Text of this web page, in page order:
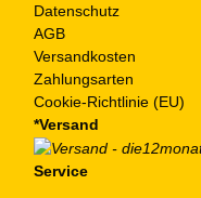
Datenschutz
AGB
Versandkosten
Zahlungsarten
Cookie-Richtlinie (EU)
*Versand
Service